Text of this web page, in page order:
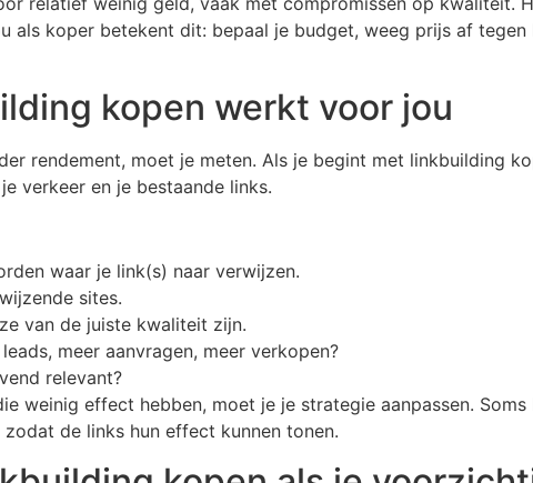
als koper betekent dit: bepaal je budget, weeg prijs af
kopen werkt voor jou
rendement, moet je meten. Als je begint met linkbuilding
verkeer en je bestaande links.
waar je link(s) naar verwijzen.
sites.
van de juiste kwaliteit zijn.
meer aanvragen, meer verkopen?
relevant?
weinig effect hebben, moet je je strategie aanpassen.
de links hun effect kunnen tonen.